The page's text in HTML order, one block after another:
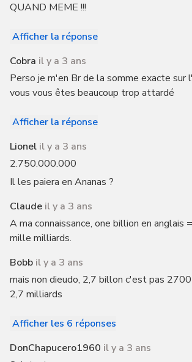
QUAND MEME !!!
Afficher la réponse
Cobra il y a 3 ans
Perso je m'en Br de la somme exacte sur
vous vous êtes beaucoup trop attardé
Afficher la réponse
Lionel il y a 3 ans
2.750.000.000
Il les paiera en Ananas ?
Claude il y a 3 ans
A ma connaissance, one billion en anglais
mille milliards.
Bobb il y a 3 ans
mais non dieudo, 2,7 billon c'est pas
2,7 milliards
Afficher les 6 réponses
DonChapucero1960 il y a 3 ans